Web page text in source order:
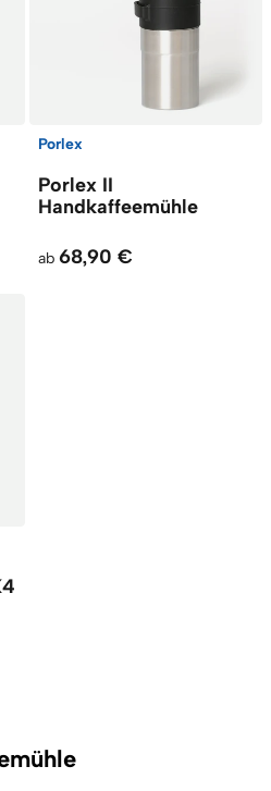
Porlex
Porlex II
Handkaffeemühle
ab 68,90 €